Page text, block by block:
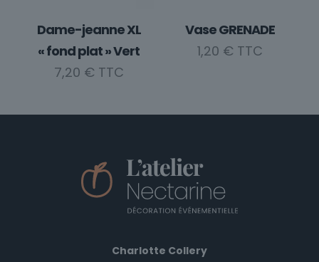
choisies
sur
la
page
produit
Dame-jeanne XL
« fond plat » Vert
7,20 €
Vase GRENADE
1,20 €
Charlotte Collery